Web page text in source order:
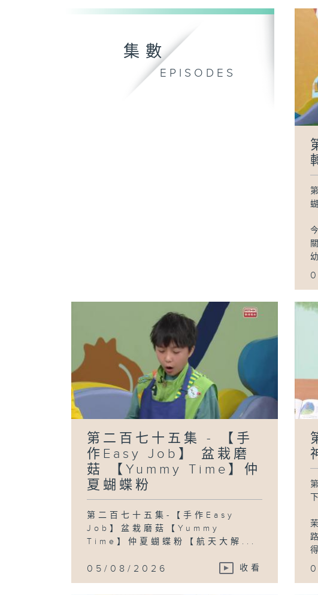
集數
EPISODES
第二百七十五集 - 【手
作Easy Job】 盆栽磨
菇 【Yummy Time】仲
夏蝴蝶粉
第二百七十五集-【手作Easy
Job】盆栽磨菇【Yummy
Time】仲夏蝴蝶粉【航天大解...
05/08/2026 收看